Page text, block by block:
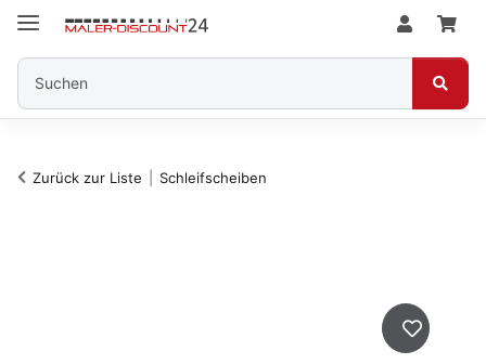
Zurück zur Liste Schleifscheiben